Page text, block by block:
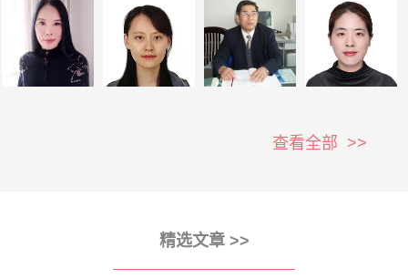
查看全部 >>
精选文章 >>